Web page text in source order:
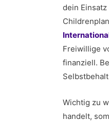
dein
Freiwillige
finanziell.
Wichtig zu
handelt,